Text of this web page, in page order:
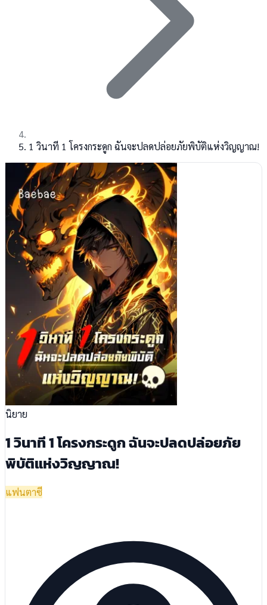
1 วินาที 1 โครงกระดูก ฉันจะปลดปล่อยภัยพิบัติแห่งวิญญาณ!
นิยาย
1 วินาที 1 โครงกระดูก ฉันจะปลดปล่อยภัย
พิบัติแห่งวิญญาณ!
แฟนตาซี